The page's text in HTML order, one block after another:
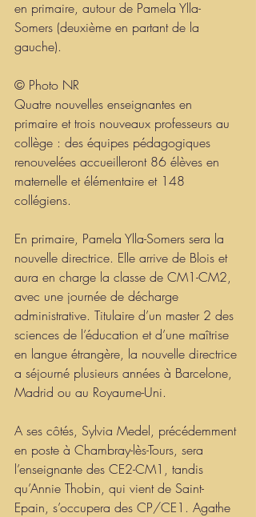
en primaire, autour de Pamela Ylla-
Somers (deuxième en partant de la
gauche).
© Photo NR
Quatre nouvelles enseignantes en
primaire et trois nouveaux professeurs au
collège : des équipes pédagogiques
renouvelées accueilleront 86 élèves en
maternelle et élémentaire et 148
collégiens.
En primaire, Pamela Ylla-Somers sera la
nouvelle directrice. Elle arrive de Blois et
aura en charge la classe de CM1-CM2,
avec une journée de décharge
administrative. Titulaire d’un master 2 des
sciences de l’éducation et d’une maîtrise
en langue étrangère, la nouvelle directrice
a séjourné plusieurs années à Barcelone,
Madrid ou au Royaume-Uni.
A ses côtés, Sylvia Medel, précédemment
en poste à Chambray-lès-Tours, sera
l’enseignante des CE2-CM1, tandis
qu’Annie Thobin, qui vient de Saint-
Epain, s’occupera des CP/CE1. Agathe